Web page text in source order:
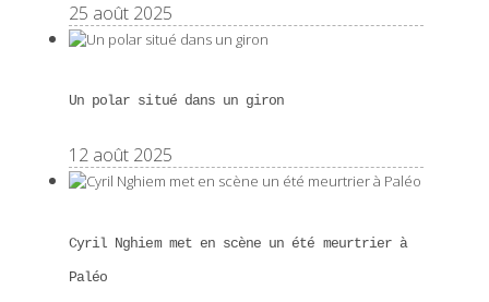
25 août 2025
Un polar situé dans un giron
12 août 2025
Cyril Nghiem met en scène un été meurtrier à
Paléo